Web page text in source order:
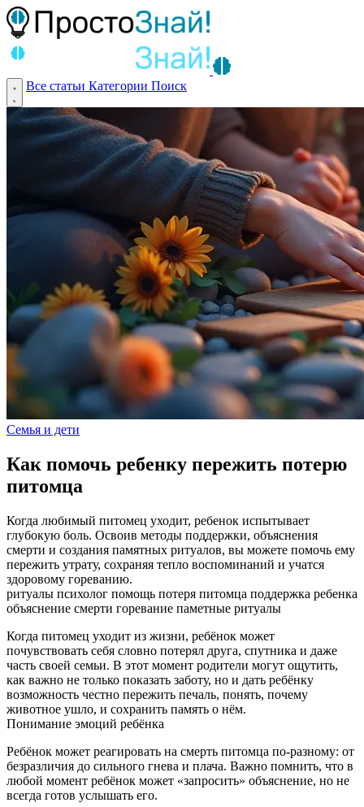
Все статьи Категории Поиск
Семья и дети
Как помочь ребенку пережить потерю
питомца
Когда любимый питомец уходит, ребенок испытывает
глубокую боль. Освоив методы поддержки, объяснения
смерти и создания памятных ритуалов, вы можете помочь ему
пережить утрату, сохраняя тепло воспоминаний и учатся
здоровому гореванию.
ритуалы психолог помощь потеря питомца поддержка ребенка
объяснение смерти горевание паметные ритуалы
Когда питомец уходит из жизни, ребёнок может
почувствовать себя словно потерял друга, спутника и даже
часть своей семьи. В этот момент родители могут ощутить,
как важно не только показать заботу, но и дать ребёнку
возможность честно пережить печаль, понять, почему
животное ушло, и сохранить память о нём.
Понимание эмоций ребёнка
Ребёнок может реагировать на смерть питомца по-разному: от
безразличия до сильного гнева и плача. Важно помнить, что в
любой момент ребёнок может «запросить» объяснение, но не
всегда готов услышать его.